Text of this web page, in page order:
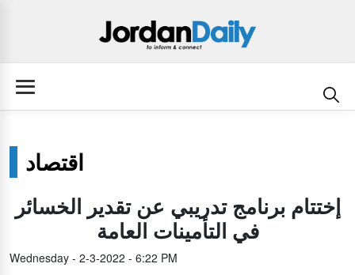
اقتصاد
إختتام برنامج تدريبي عن تقدير الخسائر
في التأمينات العامة
Wednesday - 2-3-2022 - 6:22 PM